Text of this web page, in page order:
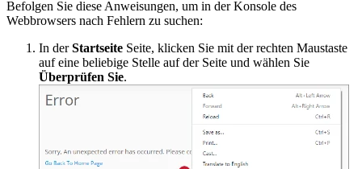
Befolgen Sie diese Anweisungen, um in der Konsole des
Webbrowsers nach Fehlern zu suchen:
In derStartseite Seite, klicken Sie mit der rechten Maustaste
auf eine beliebige Stelle auf der Seite und wählen Sie
Überprüfen Sie.